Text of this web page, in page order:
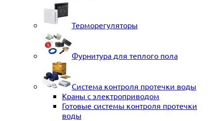
Терморегуляторы
Фурнитура для теплого пола
Система контроля протечки воды
Краны с электроприводом
Готовые системы контроля протечки
воды